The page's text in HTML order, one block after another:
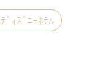
ﾃﾞｨｽﾞﾆｰﾎﾃﾙ